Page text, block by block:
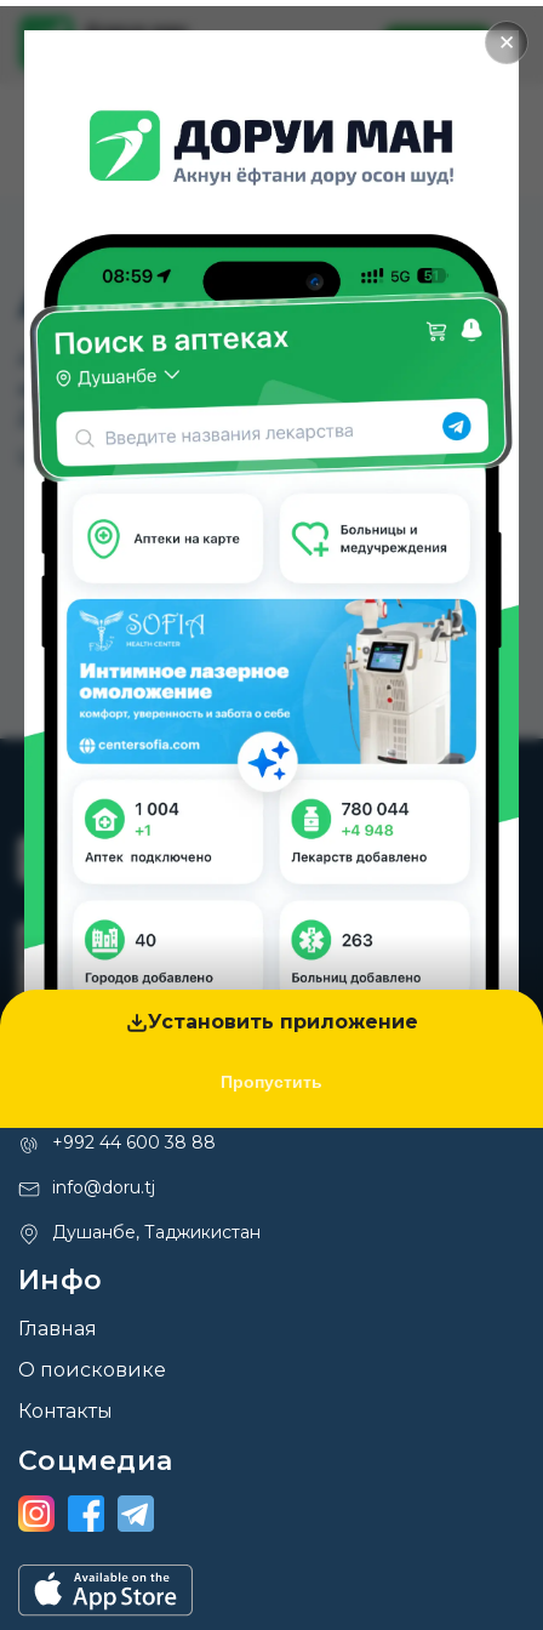
✕
Установить приложение
Пропустить
Доруи ман
Установить
АОС ЖМС 900МЛ
АОС ЖМС 900МЛ можно купить или заказать в
аптеках, Дору Фарм №20 по цене от 30.00 TJS в
Душанбе и других городах Таджикистана
Цена: от
30.00 TJS
+992 44 600 38 88
info@doru.tj
Душанбе, Таджикистан
Инфо
Главная
О поисковике
Контакты
Соцмедиа